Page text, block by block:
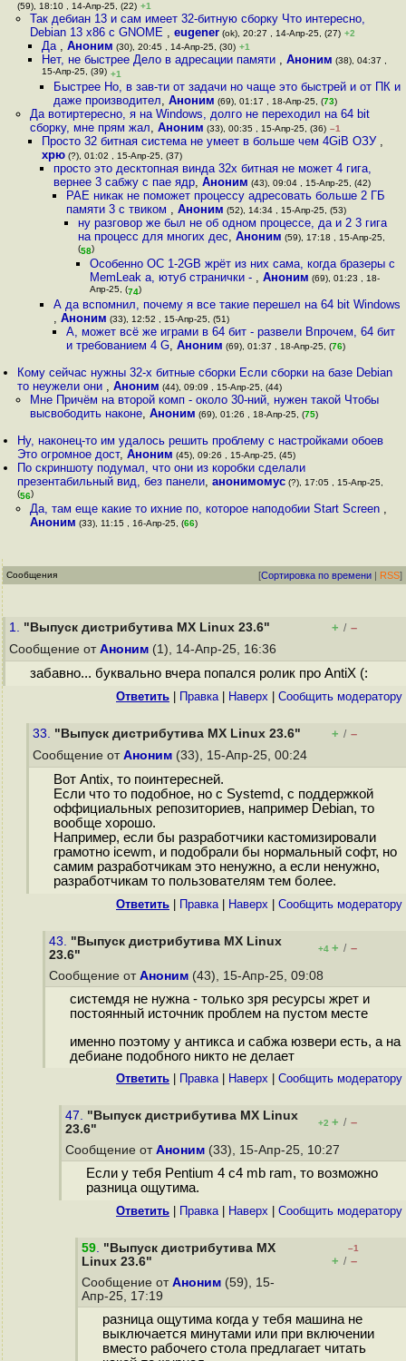
(59), 18:10 , 14-Апр-25, (22) +1
Так дебиан 13 и сам имеет 32-битную сборку Что интересно,
Debian 13 x86 с GNOME , eugener(ok), 20:27 , 14-Апр-25, (27) +2
Да , Аноним (30), 20:45 , 14-Апр-25, (30) +1
Нет, не быстрее Дело в адресации памяти , Аноним (38), 04:37 ,
15-Апр-25, (39) +1
Быстрее Но, в зав-ти от задачи но чаще это быстрей и от ПК и
даже производител,Аноним (69), 01:17 , 18-Апр-25, (73)
Да вотиртересно, я на Windows, долго не переходил на 64 bit
сборку, мне прям жал, Аноним (33), 00:35 , 15-Апр-25, (36) –1
Просто 32 битная система не умеет в больше чем 4GiB ОЗУ ,
хрю(?), 01:02 , 15-Апр-25, (37)
просто это десктопная винда 32х битная не может 4 гига,
вернее 3 сабжу с пае ядр,Аноним (43), 09:04 , 15-Апр-25, (42)
PAE никак не поможет процессу адресовать больше 2 ГБ
памяти 3 с твиком , Аноним (52), 14:34 , 15-Апр-25, (53)
ну разговор же был не об одном процессе, да и 2 3 гига
на процесс для многих дес, Аноним (59), 17:18 , 15-Апр-25,
(58)
Особенно ОС 1-2GB жрёт из них сама, когда бразеры с
MemLeak а, ютуб странички - ,Аноним (69), 01:23 , 18-
Апр-25, (74)
А да вспомнил, почему я все такие перешел на 64 bit Windows
,Аноним (33), 12:52 , 15-Апр-25, (51)
А, может всё же играми в 64 бит - развели Впрочем, 64 бит
и требованием 4 G, Аноним (69), 01:37 , 18-Апр-25, (76)
Кому сейчас нужны 32-х битные сборки Если сборки на базе Debian
то неужели они ,Аноним (44), 09:09 , 15-Апр-25, (44)
Мне Причём на второй комп - около 30-ний, нужен такой Чтобы
высвободить наконе, Аноним (69), 01:26 , 18-Апр-25, (75)
Ну, наконец-то им удалось решить проблему с настройками обоев
Это огромное дост,Аноним (45), 09:26 , 15-Апр-25, (45)
По скриншоту подумал, что они из коробки сделали
презентабильный вид, без панели,анонимомус (?), 17:05 , 15-Апр-25,
(56)
Да, там еще какие то ихние по, которое наподобии Start Screen ,
Аноним (33), 11:15 , 16-Апр-25, (66)
Сообщения [Сортировка по времени | RSS]
1. "Выпуск дистрибутива MX Linux 23.6" + / –
Сообщение от Аноним (1), 14-Апр-25, 16:36
забавно... буквально вчера попался ролик про AntiX (:
Ответить Правка| Наверх Cообщить модератору
33. "Выпуск дистрибутива MX Linux 23.6" + / –
Сообщение от Аноним (33), 15-Апр-25, 00:24
Вот Antix, то поинтересней.
Если что то подобное, но с Systemd, с поддержкой
оффициальных репозиториев, например Debian, то
вообще хорошо.
Например, если бы разработчики кастомизировали
грамотно icewm, и подобрали бы нормальный софт, но
самим разработчикам это ненужно, а если ненужно,
разработчикам то пользователям тем более.
Ответить Правка| Наверх Cообщить модератору
43. "Выпуск дистрибутива MX Linux
23.6"
+4 + / –
Сообщение от Аноним (43), 15-Апр-25, 09:08
системдя не нужна - только зря ресурсы жрет и
постоянный источник проблем на пустом месте
именно поэтому у антикса и сабжа юзвери есть, а на
дебиане подобного никто не делает
Ответить Правка| Наверх Cообщить модератору
47. "Выпуск дистрибутива MX Linux
23.6"
+2 + / –
Сообщение от Аноним (33), 15-Апр-25, 10:27
Если у тебя Pentium 4 с4 mb ram, то возможно
разница ощутима.
Ответить Правка| Наверх Cообщить модератору
59. "Выпуск дистрибутива MX
Linux 23.6"
–1
+ / –
Сообщение от Аноним (59), 15-
Апр-25, 17:19
разница ощутима когда у тебя машина не
выключается минутами или при включении
вместо рабочего стола предлагает читать